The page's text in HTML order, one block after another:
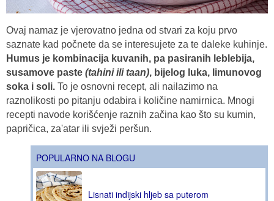
Ovaj namaz je vjerovatno jedna od stvari za koju prvo
saznate kad počnete da se interesujete za te daleke kuhinje.
Humus je kombinacija kuvanih, pa pasiranih leblebija,
susamove paste (tahini ili taan), bijelog luka, limunovog
soka i soli. To je osnovni recept, ali nailazimo na
raznolikosti po pitanju odabira i količine namirnica. Mnogi
recepti navode korišćenje raznih začina kao što su kumin,
papričica, za'atar ili svježi peršun.
POPULARNO NA BLOGU
Lisnati indijski hljeb sa puterom